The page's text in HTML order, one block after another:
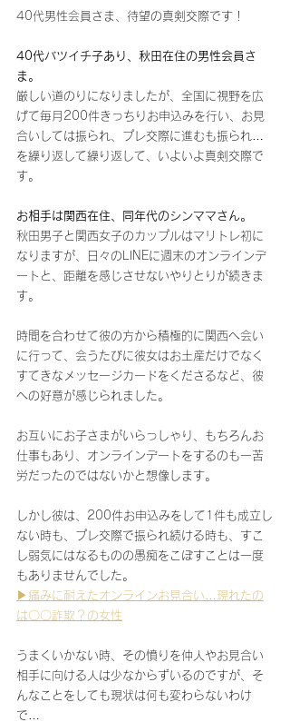
40代男性会員さま、待望の真剣交際です！
40代バツイチ子あり、秋田在住の男性会員さ
ま。
厳しい道のりになりましたが、全国に視野を広
げて毎月200件きっちりお申込みを行い、お見
合いしては振られ、プレ交際に進むも振られ…
を繰り返して繰り返して、いよいよ真剣交際で
す。
お相手は関西在住、同年代のシンママさん。
秋田男子と関西女子のカップルはマリトレ初に
なりますが、日々のLINEに週末のオンラインデ
ートと、距離を感じさせないやりとりが続きま
す。
時間を合わせて彼の方から積極的に関西へ会い
に行って、会うたびに彼女はお土産だけでなく
すてきなメッセージカードをくださるなど、彼
への好意が感じられました。
お互いにお子さまがいらっしゃり、もちろんお
仕事もあり、オンラインデートをするのも一苦
労だったのではないかと想像します。
しかし彼は、200件お申込みをして1件も成立し
ない時も、プレ交際で振られ続ける時も、すこ
し弱気にはなるものの愚痴をこぼすことは一度
もありませんでした。
▶痛みに耐えたオンラインお見合い…現れたの
は〇〇詐欺？の女性
うまくいかない時、その憤りを仲人やお見合い
相手に向ける人は少なからずいるのですが、そ
んなことをしても現状は何も変わらないわけ
で…